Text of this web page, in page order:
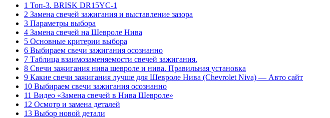
1 Топ-3. BRISK DR15YC-1
2 Замена свечей зажигания и выставление зазора
3 Параметры выбора
4 Замена свечей на Шевроле Нива
5 Основные критерии выбора
6 Выбираем свечи зажигания осознанно
7 Таблица взаимозаменяемости свечей зажигания.
8 Свечи зажигания нива шевроле и нива. Правильная установка
9 Какие свечи зажигания лучше для Шевроле Нива (Chevrolet Niva) — Авто сайт
10 Выбираем свечи зажигания осознанно
11 Видео «Замена свечей в Нива Шевроле»
12 Осмотр и замена деталей
13 Выбор новой детали